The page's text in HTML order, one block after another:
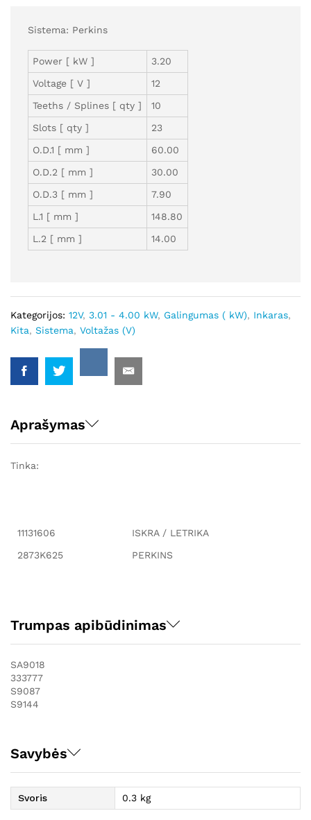
Sistema: Perkins
Power [ kW ]
3.20
Voltage [ V ]
12
Teeths / Splines [ qty ]
10
Slots [ qty ]
23
O.D.1 [ mm ]
60.00
O.D.2 [ mm ]
30.00
O.D.3 [ mm ]
7.90
L.1 [ mm ]
148.80
L.2 [ mm ]
14.00
Kategorijos: 12V, 3.01 - 4.00 kW, Galingumas ( kW), Inkaras,
Kita, Sistema, Voltažas (V)
Aprašymas
Tinka:
11131606
ISKRA / LETRIKA
2873K625
PERKINS
Trumpas apibūdinimas
SA9018
333777
S9087
S9144
Savybės
Svoris 0.3 kg